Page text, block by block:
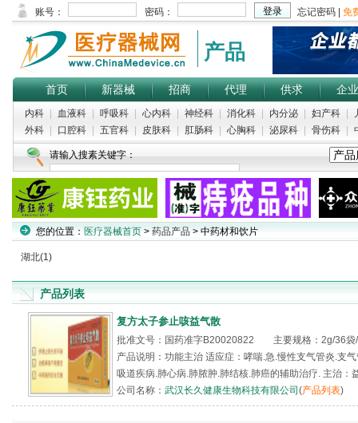
产品
首页 新器械 招商 代理 供求 企业
内科 血液科 呼吸科 心内科 神经科 消化科 内分泌 妇产科
外科
口腔科 五官科 皮肤科 肛肠科 心胸科 泌尿科 骨伤科
请输入搜素关键字：
您的位置： 医疗器械首页 > 药品产品 > 中药材和饮片
湖北(1)
产品列表
复方太子参止咳益气散
批准文号：国药准字B20020822 主要规格：2g/36袋
产品说明：功能主治 适应症：哮喘.急.慢性支气管炎.支
吸道疾病.肺心病.肺脓肿.肺结核.肺癌的辅助治疗. 主治：
公司名称： 武汉长久健康生物科技有限公司 (产品列表)